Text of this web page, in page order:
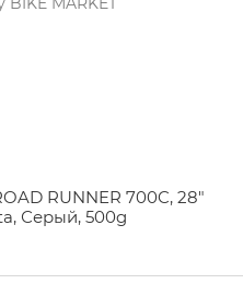
RUNNER 700C, 28"
Серый, 500g